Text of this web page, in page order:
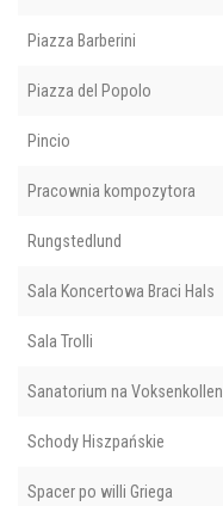
Piazza Barberini
Piazza del Popolo
Pincio
Pracownia kompozytora
Rungstedlund
Sala Koncertowa Braci Hals
Sala Trolli
Sanatorium na Voksenkollen
Schody Hiszpańskie
Spacer po willi Griega